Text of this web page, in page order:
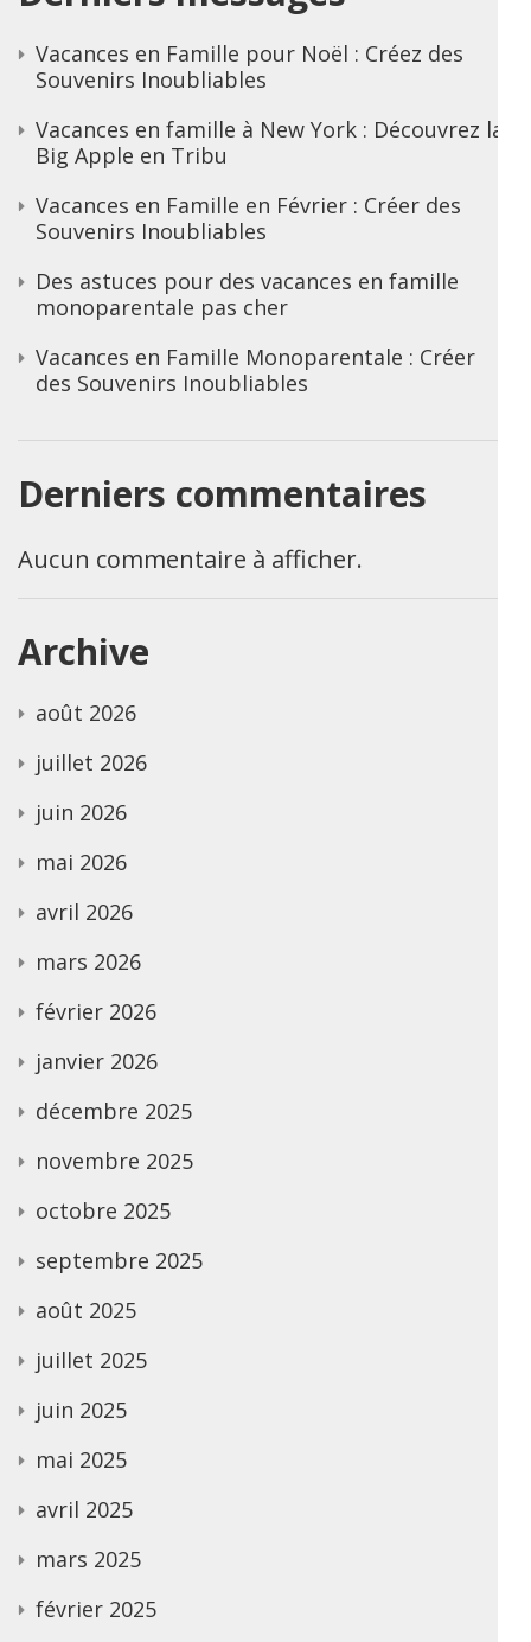
Vacances en Famille pour Noël : Créez des
Souvenirs Inoubliables
Vacances en famille à New York : Découvrez la
Big Apple en Tribu
Vacances en Famille en Février : Créer des
Souvenirs Inoubliables
Des astuces pour des vacances en famille
monoparentale pas cher
Vacances en Famille Monoparentale : Créer
des Souvenirs Inoubliables
Derniers commentaires
Aucun commentaire à afficher.
Archive
août 2026
juillet 2026
juin 2026
mai 2026
avril 2026
mars 2026
février 2026
janvier 2026
décembre 2025
novembre 2025
octobre 2025
septembre 2025
août 2025
juillet 2025
juin 2025
mai 2025
avril 2025
mars 2025
février 2025